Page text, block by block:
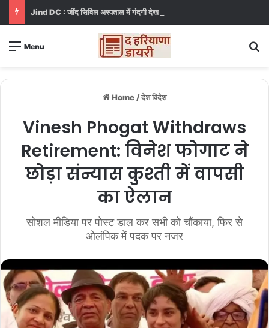
Menu
Home /देश विदेश
Vinesh Phogat Withdraws
Retirement: विनेश फोगाट ने
छोड़ा संन्यास कुश्ती में वापसी
का ऐलान
सोशल मीडिया पर पोस्ट डाल कर सभी को चौंकाया, फिर से
ओलंपिक में पदक पर नजर